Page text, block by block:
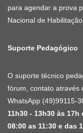
para agendar a prova
Nacional de
Suporte Pedagógico
O suporte técnico
fórum, contato através
WhatsApp (49)99115-
11h30 - 13h30 às
08:00 as 11:30 e das